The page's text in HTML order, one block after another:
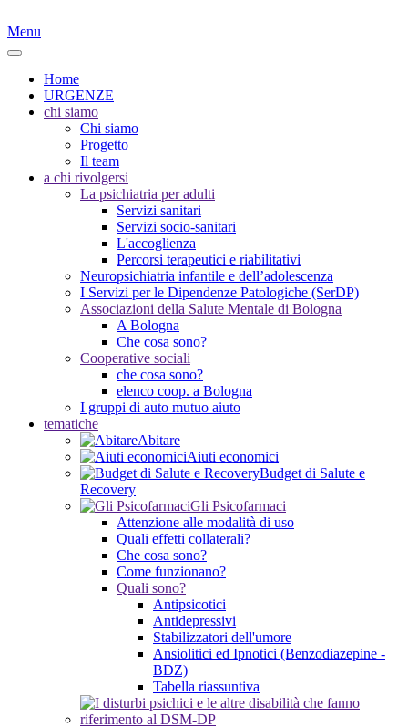
Menu
Home
URGENZE
chi siamo
Chi siamo
Progetto
Il team
a chi rivolgersi
La psichiatria per adulti
Servizi sanitari
Servizi socio-sanitari
L'accoglienza
Percorsi terapeutici e riabilitativi
Neuropsichiatria infantile e dell’adolescenza
I Servizi per le Dipendenze Patologiche (SerDP)
Associazioni della Salute Mentale di Bologna
A Bologna
Che cosa sono?
Cooperative sociali
che cosa sono?
elenco coop. a Bologna
I gruppi di auto mutuo aiuto
tematiche
Abitare
Aiuti economici
Budget di Salute e
Recovery
Gli Psicofarmaci
Attenzione alle modalità di uso
Quali effetti collaterali?
Che cosa sono?
Come funzionano?
Quali sono?
Antipsicotici
Antidepressivi
Stabilizzatori dell'umore
Ansiolitici ed Ipnotici (Benzodiazepine -
BDZ)
Tabella riassuntiva